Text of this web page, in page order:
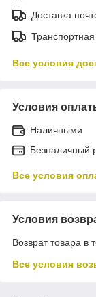
Доставка
Все условия
Условия
Наличными
Безналичный
Все условия
Условия
Возврат товара в
Все условия